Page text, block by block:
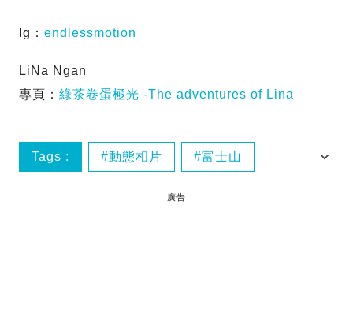
Ig： endlessmotion
LiNa Ngan
專頁： 綠茶卷蛋極光 -The adventures of Lina
Tags : 動態相片 富士山
拍照教學
廣告